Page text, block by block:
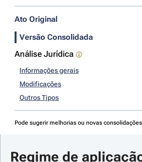
Ato Original
Versão Consolidada
Análise Jurídica
Informações gerais
Modificações
Outros Tipos
Pode sugerir melhorias ou novas consolidações
Regime de